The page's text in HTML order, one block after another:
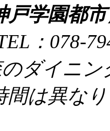
戸学園都
：078-
ダイニン
間は異な